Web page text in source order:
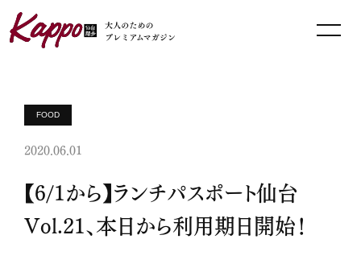
FOOD
2020.06.01
【6/1から】ランチパスポート仙台
Vol.21、本日から利用期日開始！